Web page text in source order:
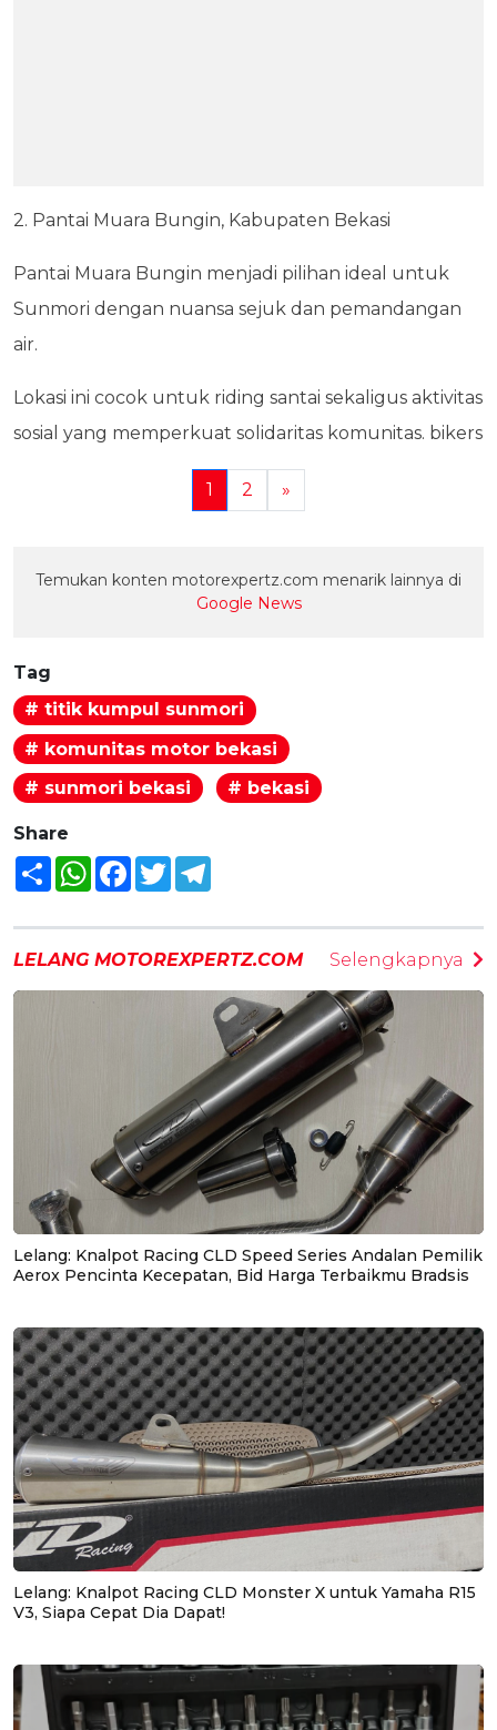
2. Pantai Muara Bungin, Kabupaten Bekasi
Pantai Muara Bungin menjadi pilihan ideal untuk
Sunmori dengan nuansa sejuk dan pemandangan
air.
Lokasi ini cocok untuk riding santai sekaligus aktivitas
sosial yang memperkuat solidaritas komunitas. bikers
1 2 »
Temukan konten motorexpertz.com menarik lainnya di
Google News
Tag
# titik kumpul sunmori
# komunitas motor bekasi
# sunmori bekasi
# bekasi
Share
Share WhatsAppFacebook
Twitter
LELANG MOTOREXPERTZ.COM Selengkapnya
Lelang: Knalpot Racing CLD Speed Series Andalan Pemilik
Aerox Pencinta Kecepatan, Bid Harga Terbaikmu Bradsis
Lelang: Knalpot Racing CLD Monster X untuk Yamaha R15
V3, Siapa Cepat Dia Dapat!